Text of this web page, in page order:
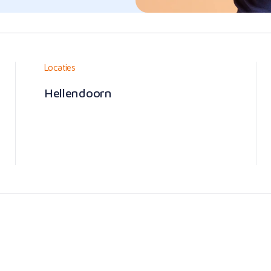
Locaties
Hellendoorn